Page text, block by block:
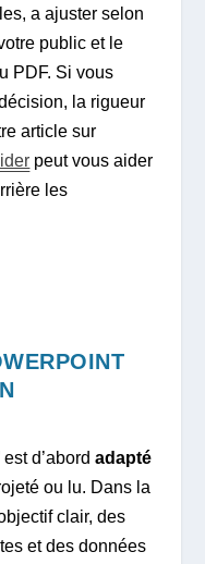
a ajuster selon
public et le
PDF. Si vous
la rigueur
article sur
peut vous aider
les
est d’abordadapté
ou lu. Dans la
clair, des
et des données